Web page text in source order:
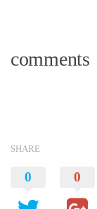
comments
SHARE
0 0